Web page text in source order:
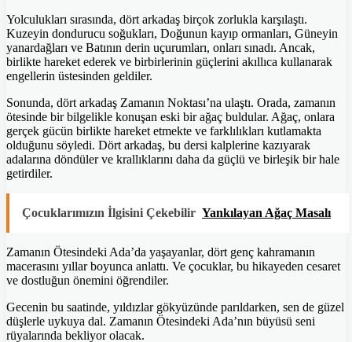
Yolculukları sırasında, dört arkadaş birçok zorlukla karşılaştı.
Kuzeyin dondurucu soğukları, Doğunun kayıp ormanları, Güneyin
yanardağları ve Batının derin uçurumları, onları sınadı. Ancak,
birlikte hareket ederek ve birbirlerinin güçlerini akıllıca kullanarak
engellerin üstesinden geldiler.
Sonunda, dört arkadaş Zamanın Noktası’na ulaştı. Orada, zamanın
ötesinde bir bilgelikle konuşan eski bir ağaç buldular. Ağaç, onlara
gerçek gücün birlikte hareket etmekte ve farklılıkları kutlamakta
olduğunu söyledi. Dört arkadaş, bu dersi kalplerine kazıyarak
adalarına döndüler ve krallıklarını daha da güçlü ve birleşik bir hale
getirdiler.
Çocuklarımızın İlgisini Çekebilir Yankılayan Ağaç Masalı
Zamanın Ötesindeki Ada’da yaşayanlar, dört genç kahramanın
macerasını yıllar boyunca anlattı. Ve çocuklar, bu hikayeden cesaret
ve dostluğun önemini öğrendiler.
Gecenin bu saatinde, yıldızlar gökyüzünde parıldarken, sen de güzel
düşlerle uykuya dal. Zamanın Ötesindeki Ada’nın büyüsü seni
rüyalarında bekliyor olacak.